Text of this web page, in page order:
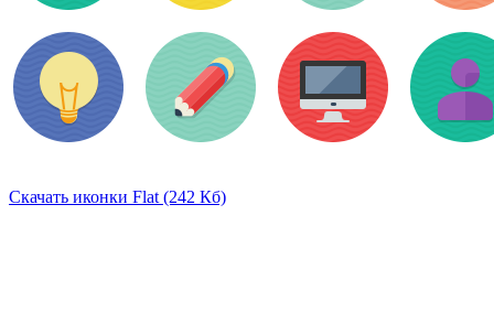
Скачать иконки Flat (242 Кб)